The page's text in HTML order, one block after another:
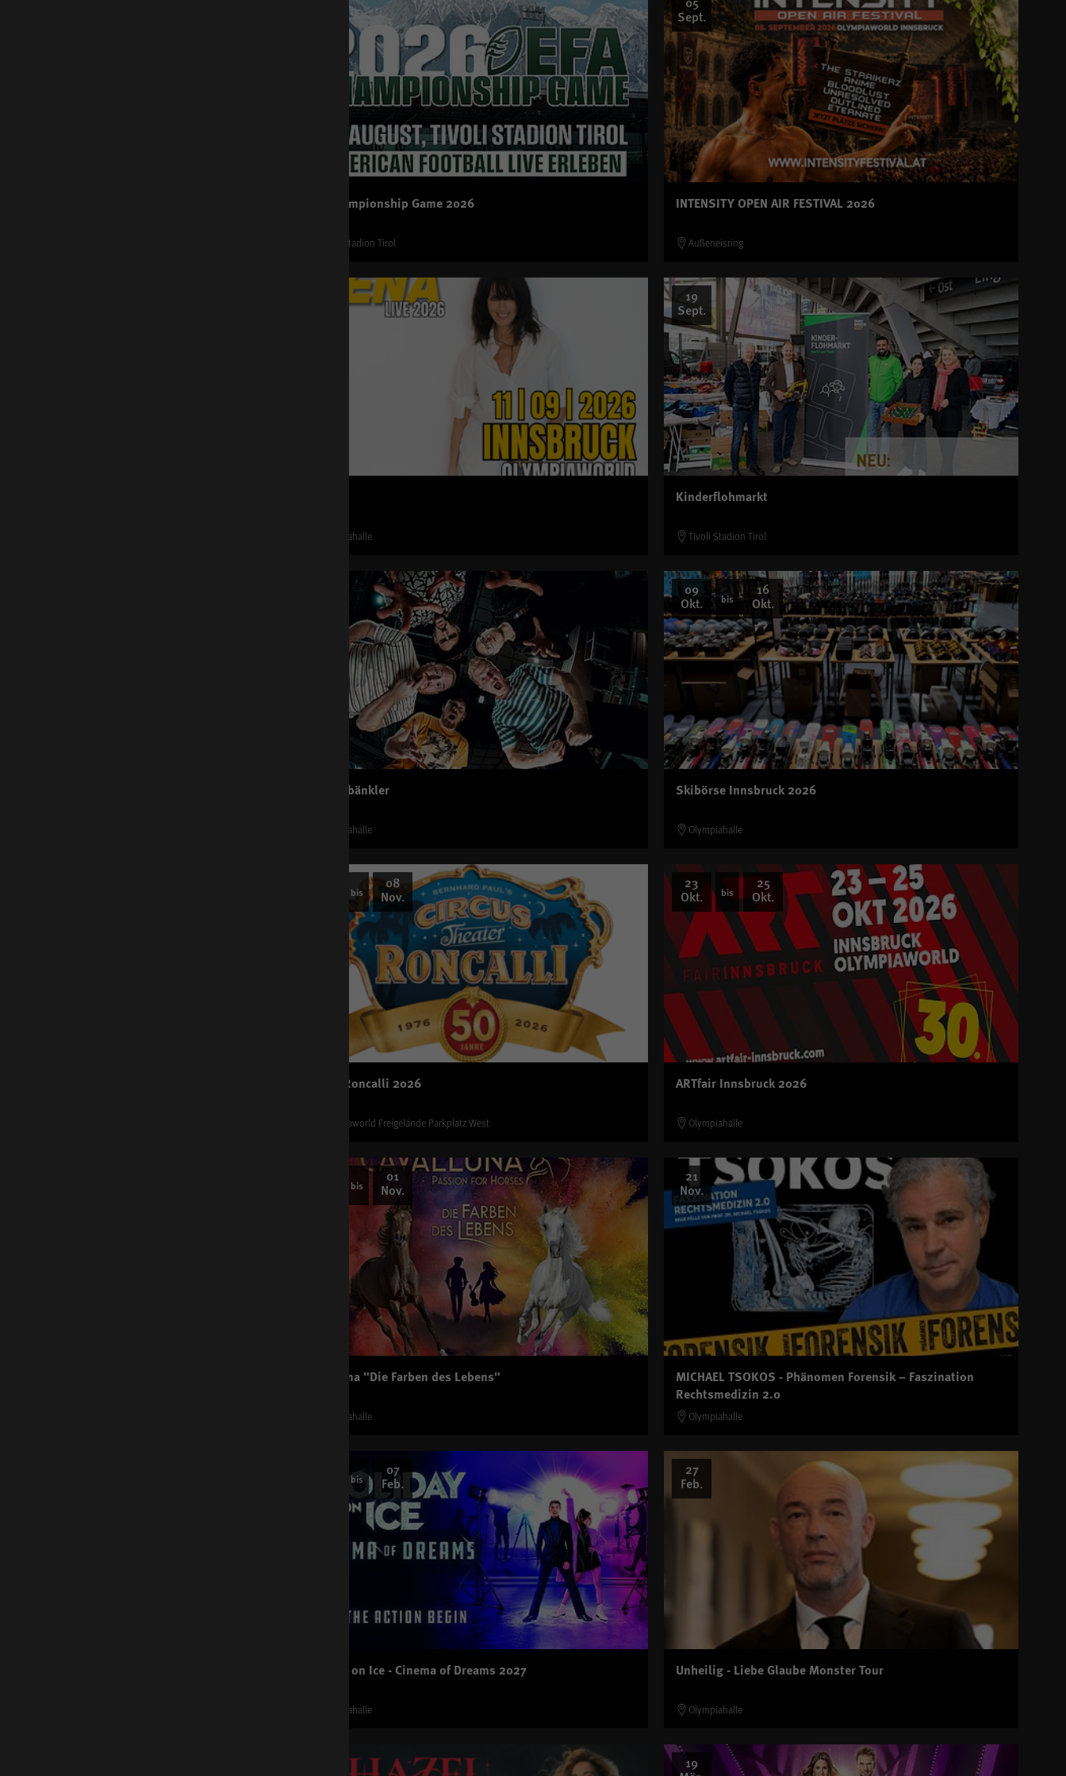
EFA Championship Game 2026
Tivoli Stadion Tirol
Sept.
INTENSITY OPEN AIR FESTIVAL 2026
Außeneisring
Olympiahalle
19
Sept.
Kinderflohmarkt
Tivoli Stadion Tirol
Fäaschtbänkler
Olympiahalle
09
Okt. bis
16
Okt.
Skibörse Innsbruck 2026
Olympiahalle
bis
08
Nov.
Circus Roncalli 2026
Olympiaworld Freigelände Parkplatz West
23
Okt. bis
25
Okt.
ARTfair Innsbruck 2026
Olympiahalle
bis
01
Nov.
Cavalluna "Die Farben des Lebens"
Olympiahalle
21
Nov.
MICHAEL TSOKOS - Phänomen Forensik – Faszination
Rechtsmedizin 2.0
Olympiahalle
bis
07
Feb.
Holiday on Ice - Cinema of Dreams 2027
Olympiahalle
27
Feb.
Unheilig - Liebe Glaube Monster Tour
Olympiahalle
19